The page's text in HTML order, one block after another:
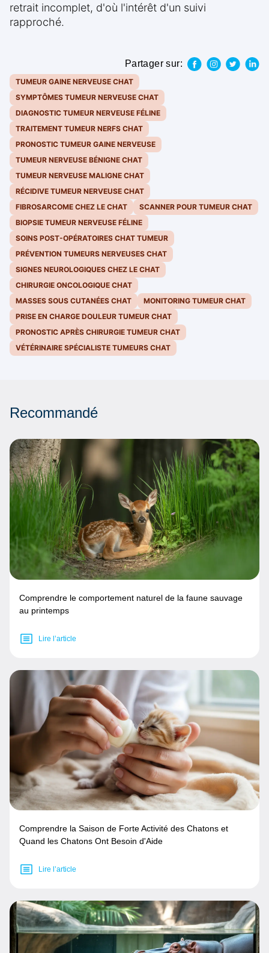
retrait incomplet, d'où l'intérêt d'un suivi
rapproché.
Partager sur:
TUMEUR GAINE NERVEUSE CHAT
SYMPTÔMES TUMEUR NERVEUSE CHAT
DIAGNOSTIC TUMEUR NERVEUSE FÉLINE
TRAITEMENT TUMEUR NERFS CHAT
PRONOSTIC TUMEUR GAINE NERVEUSE
TUMEUR NERVEUSE BÉNIGNE CHAT
TUMEUR NERVEUSE MALIGNE CHAT
RÉCIDIVE TUMEUR NERVEUSE CHAT
FIBROSARCOME CHEZ LE CHAT
SCANNER POUR TUMEUR CHAT
BIOPSIE TUMEUR NERVEUSE FÉLINE
SOINS POST-OPÉRATOIRES CHAT TUMEUR
PRÉVENTION TUMEURS NERVEUSES CHAT
SIGNES NEUROLOGIQUES CHEZ LE CHAT
CHIRURGIE ONCOLOGIQUE CHAT
MASSES SOUS CUTANÉES CHAT
MONITORING TUMEUR CHAT
PRISE EN CHARGE DOULEUR TUMEUR CHAT
PRONOSTIC APRÈS CHIRURGIE TUMEUR CHAT
VÉTÉRINAIRE SPÉCIALISTE TUMEURS CHAT
Recommandé
Comprendre le comportement naturel de la faune sauvage
au printemps
Lire l’article
Comprendre la Saison de Forte Activité des Chatons et
Quand les Chatons Ont Besoin d'Aide
Lire l’article